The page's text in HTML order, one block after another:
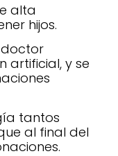
alta
hijos.
doctor
artificial, y se
tantos
al final del